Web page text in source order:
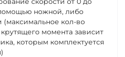
ножной, либо
(максимальное кол-во
момента зависит
которым комплектуется